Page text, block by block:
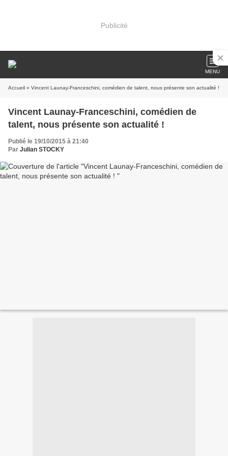
Publicité
MENU
Accueil » Vincent Launay-Franceschini, comédien de talent, nous présente son actualité !
Vincent Launay-Franceschini, comédien de
talent, nous présente son actualité !
Publié le 19/10/2015 à 21:40
Par Julian STOCKY